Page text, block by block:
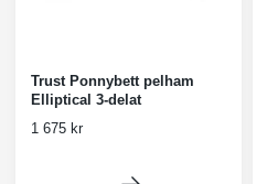
Trust Ponnybett pelham
Elliptical 3-delat
1 675 kr